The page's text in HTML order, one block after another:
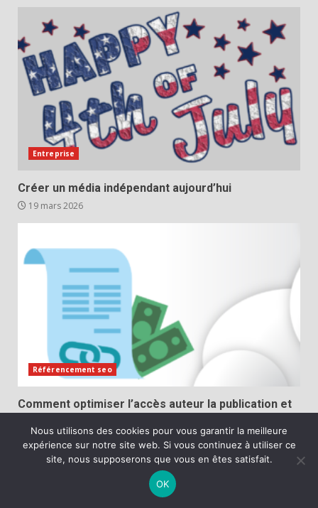
Entreprise
Créer un média indépendant aujourd’hui
19 mars 2026
Référencement seo
Comment optimiser l’accès auteur la publication et
12 mars 2026
Nous utilisons des cookies pour vous garantir la meilleure
expérience sur notre site web. Si vous continuez à utiliser ce
site, nous supposerons que vous en êtes satisfait.
OK